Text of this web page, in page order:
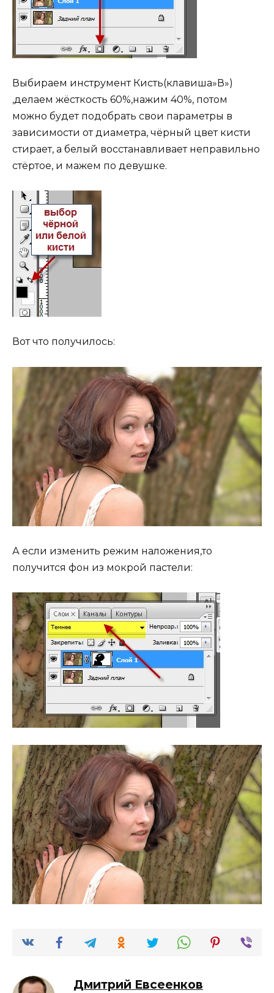
Выбираем инструмент Кисть(клавиша»В»)
,делаем жёсткость 60%,нажим 40%, потом
можно будет подобрать свои параметры в
зависимости от диаметра, чёрный цвет кисти
стирает, а белый восстанавливает неправильно
стёртое, и мажем по девушке.
Вот что получилось:
А если изменить режим наложения,то
получится фон из мокрой пастели:
Дмитрий Евсеенков